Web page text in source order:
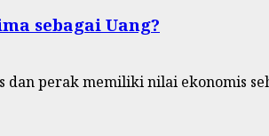
sebagai Uang?
dan perak memiliki nilai ekonomis